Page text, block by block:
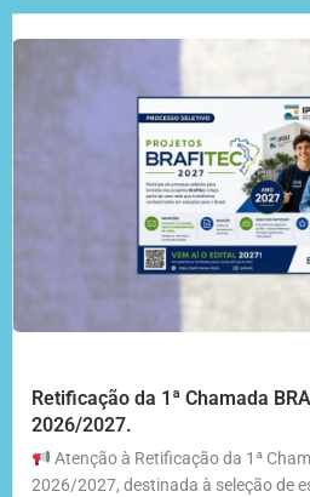
Retificação da 1ª Chamada
2026/2027.
Atenção à Retificação da 1ª
2026/2027, destinada à seleção de